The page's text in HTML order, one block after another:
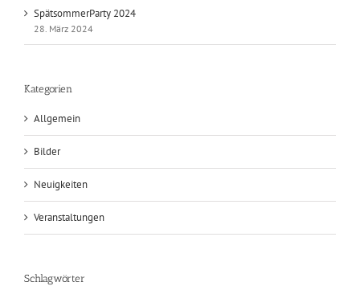
SpätsommerParty 2024
28. März 2024
Kategorien
Allgemein
Bilder
Neuigkeiten
Veranstaltungen
Schlagwörter